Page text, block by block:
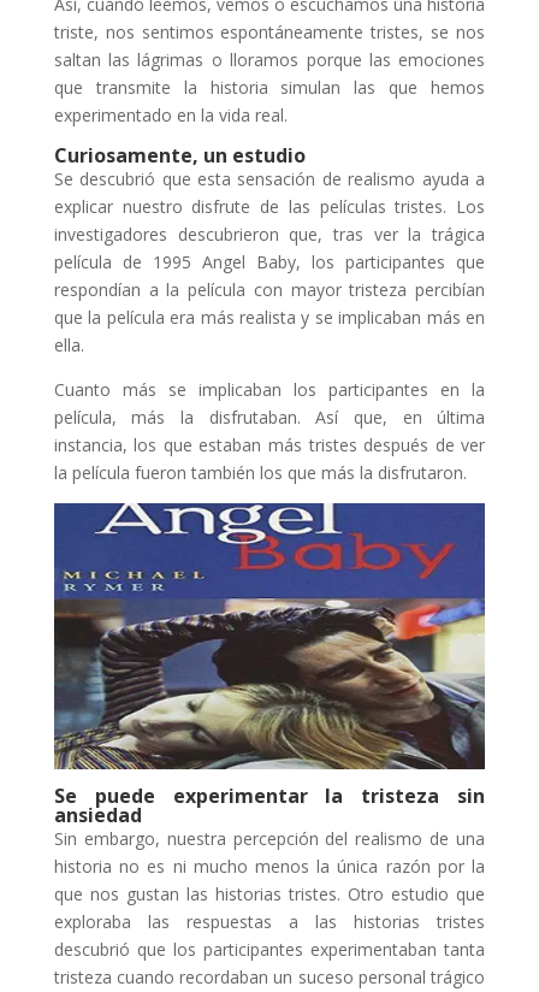
triste, nos sentimos espontáneamente tristes, se nos
saltan las lágrimas o lloramos porque las emociones
que transmite la historia simulan las que hemos
experimentado en la vida real.
Curiosamente, un estudio
Se descubrió que esta sensación de realismo ayuda a
explicar nuestro disfrute de las películas tristes. Los
investigadores descubrieron que, tras ver la trágica
película de 1995 Angel Baby, los participantes que
respondían a la película con mayor tristeza percibían
que la película era más realista y se implicaban más en
ella.
Cuanto más se implicaban los participantes en la
película, más la disfrutaban. Así que, en última
instancia, los que estaban más tristes después de ver
la película fueron también los que más la disfrutaron.
Se puede experimentar la tristeza sin
ansiedad
Sin embargo, nuestra percepción del realismo de una
historia no es ni mucho menos la única razón por la
que nos gustan las historias tristes. Otro estudio que
exploraba las respuestas a las historias tristes
descubrió que los participantes experimentaban tanta
tristeza cuando recordaban un suceso personal trágico